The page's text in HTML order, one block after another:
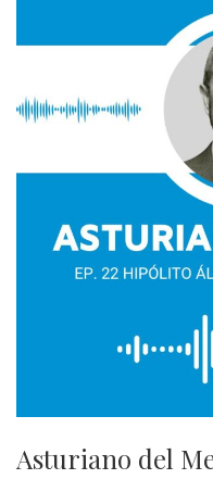
Asturiano del